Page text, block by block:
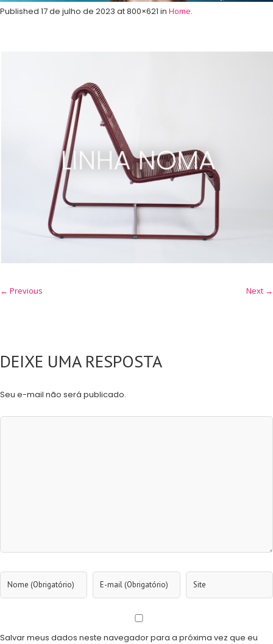
Published 17 de julho de 2023 at 800×621 in Home.
← Previous Next →
DEIXE UMA RESPOSTA
Seu e-mail não será publicado.
Salvar meus dados neste navegador para a próxima vez que eu